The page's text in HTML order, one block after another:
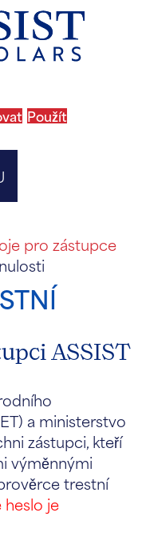
portál
Použít
pro zástupce
ASSIST
a ministerstvo
zástupci, kteří
výměnnými
trestní
heslo je